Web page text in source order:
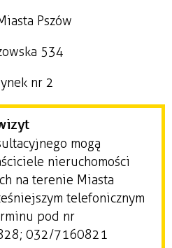
Pszów
534
nr 2
mogą
nieruchomości
na terenie Miasta
telefonicznym
pod nr
032/7160821